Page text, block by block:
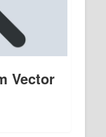
Vector